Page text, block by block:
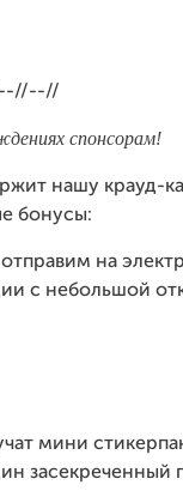
спонсорам!
нашу крауд-
бонусы:
на
с небольшой
мини
засекреченный